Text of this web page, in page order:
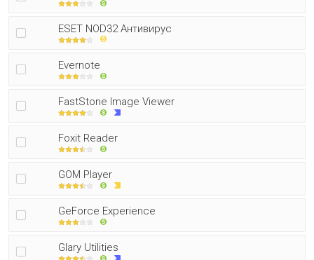
ESET NOD32 Антивирус
Evernote
FastStone Image Viewer
Foxit Reader
GOM Player
GeForce Experience
Glary Utilities